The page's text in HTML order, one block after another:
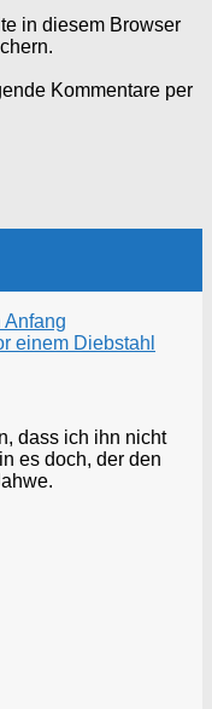
in diesem Browser
Kommentare per
Anfang
einem Diebstahl
dass ich ihn nicht
es doch, der den